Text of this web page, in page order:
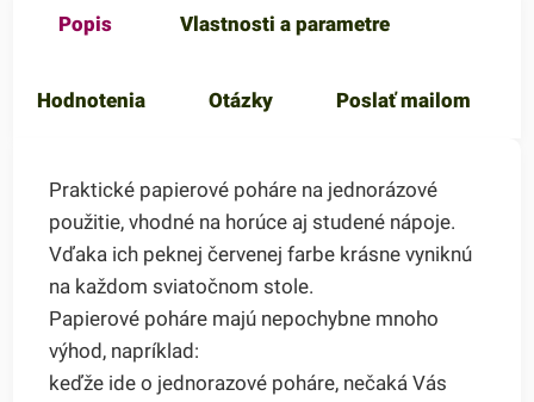
Popis Vlastnosti a parametre
Hodnotenia Otázky Poslať mailom
Praktické papierové poháre na jednorázové
použitie, vhodné na horúce aj studené nápoje.
Vďaka ich peknej červenej farbe krásne vyniknú
na každom sviatočnom stole.
Papierové poháre majú nepochybne mnoho
výhod, napríklad:
keďže ide o jednorazové poháre, nečaká Vás